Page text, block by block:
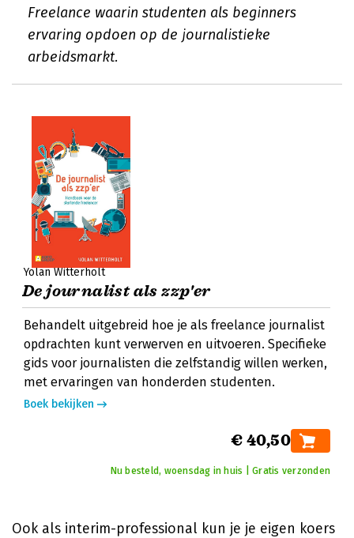
Freelance waarin studenten als beginners
ervaring opdoen op de journalistieke
arbeidsmarkt.
Yolan Witterholt
De journalist als zzp'er
Behandelt uitgebreid hoe je als freelance journalist
opdrachten kunt verwerven en uitvoeren. Specifieke
gids voor journalisten die zelfstandig willen werken,
met ervaringen van honderden studenten.
Boek bekijken
€ 40,50
Nu besteld, woensdag in huis | Gratis verzonden
Ook als interim-professional kun je je eigen koers